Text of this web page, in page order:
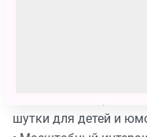
• Акробатические
шутки для детей и